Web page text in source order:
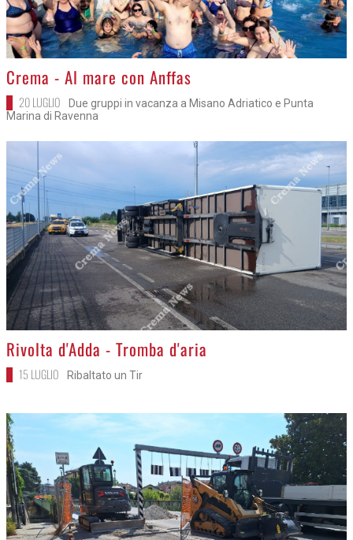
>
Crema - Al mare con Anffas
20 LUGLIO
Due gruppi in vacanza a Misano Adriatico e Punta
Marina di Ravenna
>
Rivolta d'Adda - Tromba d'aria
15 LUGLIO Ribaltato un Tir